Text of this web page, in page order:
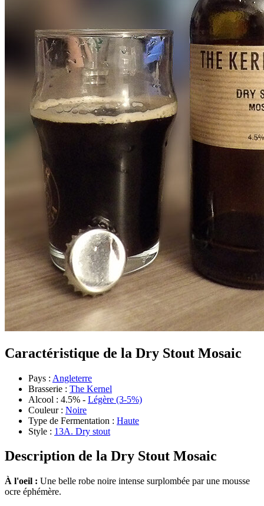
Caractéristique de la Dry Stout Mosaic
Pays : Angleterre
Brasserie : The Kernel
Alcool : 4.5% - Légère (3-5%)
Couleur : Noire
Type de Fermentation : Haute
Style : 13A. Dry stout
Description de la Dry Stout Mosaic
À l'oeil : Une belle robe noire intense surplombée par une mousse
ocre éphémère.